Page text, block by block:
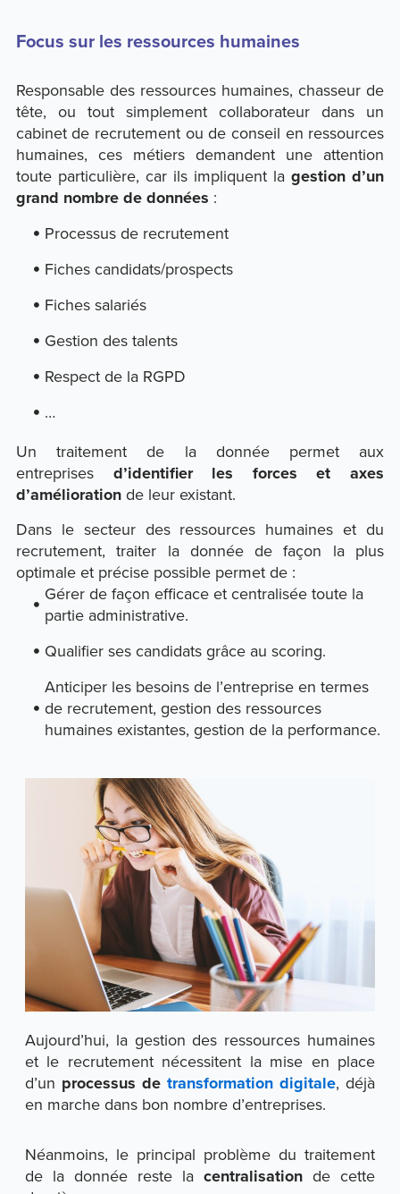
Focus sur les ressources humaines
Responsable des ressources humaines, chasseur de
tête, ou tout simplement collaborateur dans un
cabinet de recrutement ou de conseil en ressources
humaines, ces métiers demandent une attention
toute particulière, car ils impliquent lagestion d’un
grand nombre de données :
Processus de recrutement
Fiches candidats/prospects
Fiches salariés
Gestion des talents
Respect de la RGPD
…
Un traitement de la donnée permet aux
entreprises d’identifier les forces et axes
d’améliorationde leur existant.
Dans le secteur des ressources humaines et du
recrutement, traiter la donnée de façon la plus
optimale et précise possible permet de :
Gérer de façon efficace et centralisée toute la
partie administrative.
Qualifier ses candidats grâce au scoring.
Anticiper les besoins de l’entreprise en termes
de recrutement, gestion des ressources
humaines existantes, gestion de la performance.
Aujourd’hui, la gestion des ressources humaines
et le recrutement nécessitent la mise en place
d’un processus detransformation digitale, déjà
en marche dans bon nombre d’entreprises.
Néanmoins, le principal problème du traitement
de la donnée reste lacentralisation de cette